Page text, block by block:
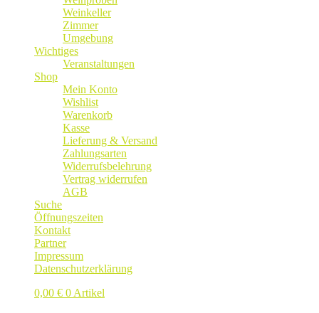
Weinkeller
Zimmer
Umgebung
Wichtiges
Veranstaltungen
Shop
Mein Konto
Wishlist
Warenkorb
Kasse
Lieferung & Versand
Zahlungsarten
Widerrufsbelehrung
Vertrag widerrufen
AGB
Suche
Öffnungszeiten
Kontakt
Partner
Impressum
Datenschutzerklärung
0,00 € 0 Artikel